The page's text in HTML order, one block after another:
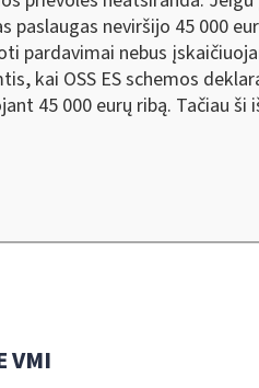
paslaugas neviršijo 45 000
pardavimai nebus
kai OSS ES schemos
45 000 eurų ribą. Tačiau
VMI